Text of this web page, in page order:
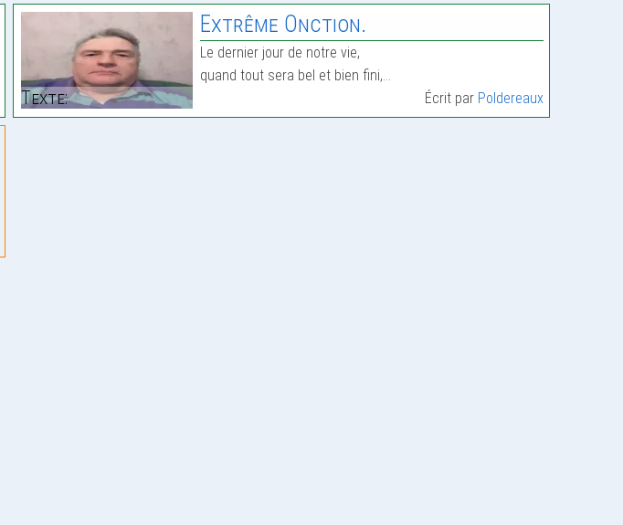
Texte:
Extrême Onction.
Le dernier jour de notre vie,
quand tout sera bel et bien fini,…
Écrit par Poldereaux